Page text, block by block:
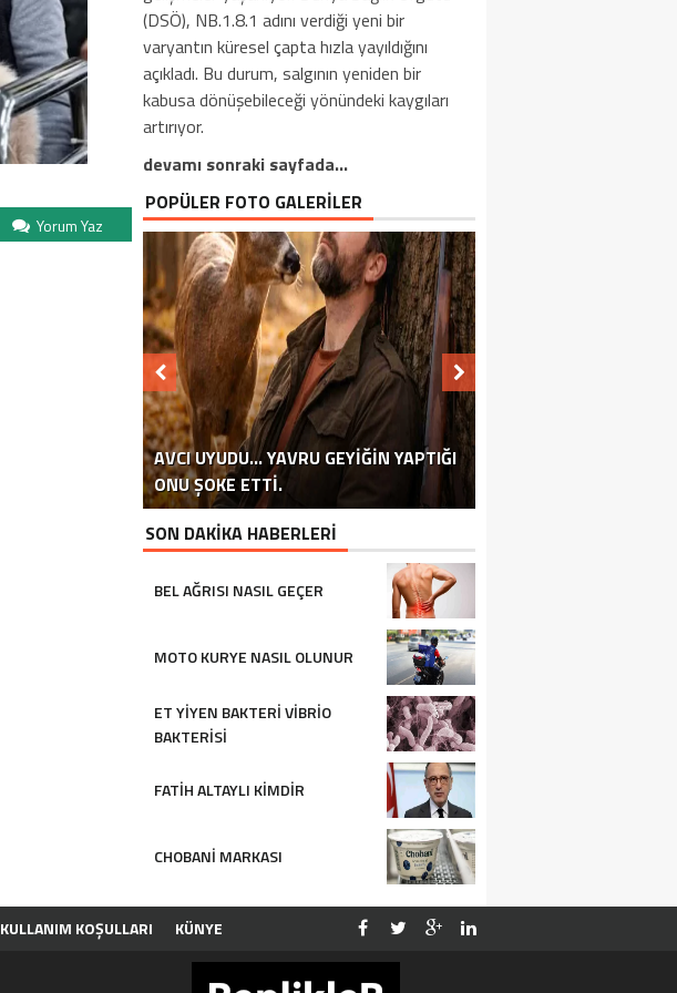
Yorum Yaz
(DSÖ), NB.1.8.1 adını verdiği yeni bir
varyantın küresel çapta hızla yayıldığını
açıkladı. Bu durum, salgının yeniden bir
kabusa dönüşebileceği yönündeki kaygıları
artırıyor.
devamı sonraki sayfada…
POPÜLER FOTO GALERİLER
AVCI UYUDU… YAVRU GEYIĞIN YAPTIĞI
ONU ŞOKE ETTI.
RÜYADA EVDEN KAÇMANIN ANLAMI
EGE SULARINA UÇAK DÜŞTÜ
ASTROLOG TEK TEK AÇIKLADI
ERDOĞAN AKTARDI BIZZAT
EMEKLILIK HAYALI KURANLARA MÜJDE!
TÜRKIYE’DE 13 YILDIR İKAMET
EDIYORDU
BU YÖNTEMLE EMEKLI MAAŞINIZI
ARTIRABILIRSINIZ!
YAVAŞ AÇIKLADI
ÇARPICI VERILER.
SON DAKİKA HABERLERİ
BEL AĞRISI NASIL GEÇER
MOTO KURYE NASIL OLUNUR
ET YIYEN BAKTERI VIBRIO
BAKTERISI
FATIH ALTAYLI KIMDIR
CHOBANI MARKASI
KULLANIM KOŞULLARI
KÜNYE